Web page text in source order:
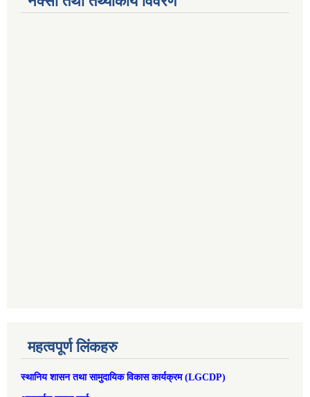
महत्वपूर्ण लिंकहरु
स्थानिय शासन तथा सामुदायिक विकास कार्यक्रम (LGCDP)